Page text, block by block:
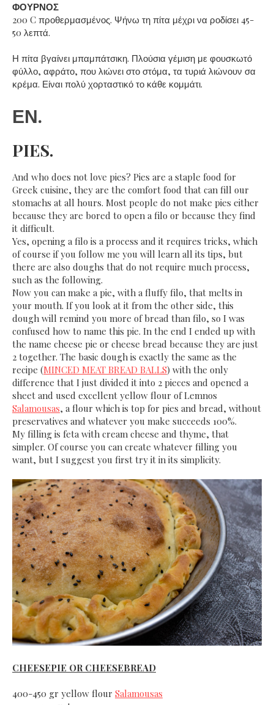
ΦΟΥΡΝΟΣ
200 C προθερμασμένος. Ψήνω τη πίτα μέχρι να ροδίσει 45-
50 λεπτά.
Η πίτα βγαίνει μπαμπάτσικη. Πλούσια γέμιση με φουσκωτό
φύλλο, αφράτο, που λιώνει στο στόμα, τα τυριά λιώνουν σα
κρέμα. Είναι πολύ χορταστικό το κάθε κομμάτι.
ΕΝ.
PIES.
And who does not love pies? Pies are a staple food for
Greek cuisine, they are the comfort food that can fill our
stomachs at all hours. Most people do not make pies either
because they are bored to open a filo or because they find
it difficult.
Yes, opening a filo is a process and it requires tricks, which
of course if you follow me you will learn all its tips, but
there are also doughs that do not require much process,
such as the following.
Now you can make a pie, with a fluffy filo, that melts in
your mouth. If you look at it from the other side, this
dough will remind you more of bread than filo, so I was
confused how to name this pie. In the end I ended up with
the name cheese pie or cheese bread because they are just
2 together. The basic dough is exactly the same as the
recipe (MINCED MEAT BREAD BALLS) with the only
difference that I just divided it into 2 pieces and opened a
sheet and used excellent yellow flour of Lemnos
Salamousas, a flour which is top for pies and bread, without
preservatives and whatever you make succeeds 100%.
My filling is feta with cream cheese and thyme, that
simpler. Of course you can create whatever filling you
want, but I suggest you first try it in its simplicity.
CHEESEPIE OR CHEESEBREAD
400-450 gr yellow flour Salamousas